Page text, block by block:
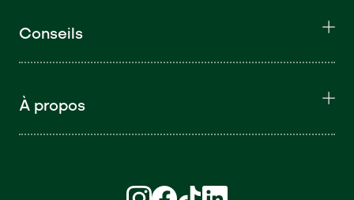
Conseils
À propos
Retrouvez nous sur Instagram (S'ouvre
Retrouvez nous sur Facebook
Retrouvez nous sur TikTok
Retrouvez nous sur